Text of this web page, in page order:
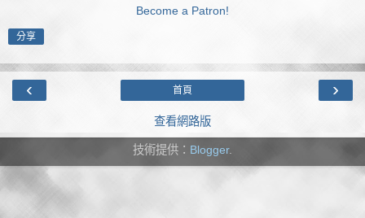
Become a Patron!
分享
‹ ›
首頁
查看網路版
技術提供： Blogger.